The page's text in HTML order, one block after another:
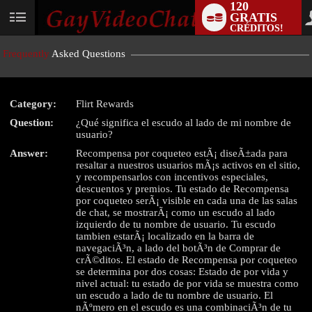
User
120
GRATIS
CRÉDITOS!
Frequently Asked Questions
Category:
Flirt Rewards
Question:
¿Qué significa el escudo al lado de mi nombre de
usuario?
Answer:
Recompensa por coqueteo estÃ¡ diseÃ±ada para
resaltar a nuestros usuarios mÃ¡s activos en el sitio,
y recompensarlos con incentivos especiales,
descuentos y premios. Tu estado de Recompensa
por coqueteo serÃ¡ visible en cada una de las salas
de chat, se mostrarÃ¡ como un escudo al lado
izquierdo de tu nombre de usuario. Tu escudo
tambien estarÃ¡ localizado en la barra de
navegaciÃ³n, a lado del botÃ³n de Comprar de
crÃ©ditos. El estado de Recompensa por coqueteo
se determina por dos cosas: Estado de por vida y
nivel actual: tu estado de por vida se muestra como
un escudo a lado de tu nombre de usuario. El
nÃºmero en el escudo es una combinaciÃ³n de tu
LIMITED TIME OFFER!